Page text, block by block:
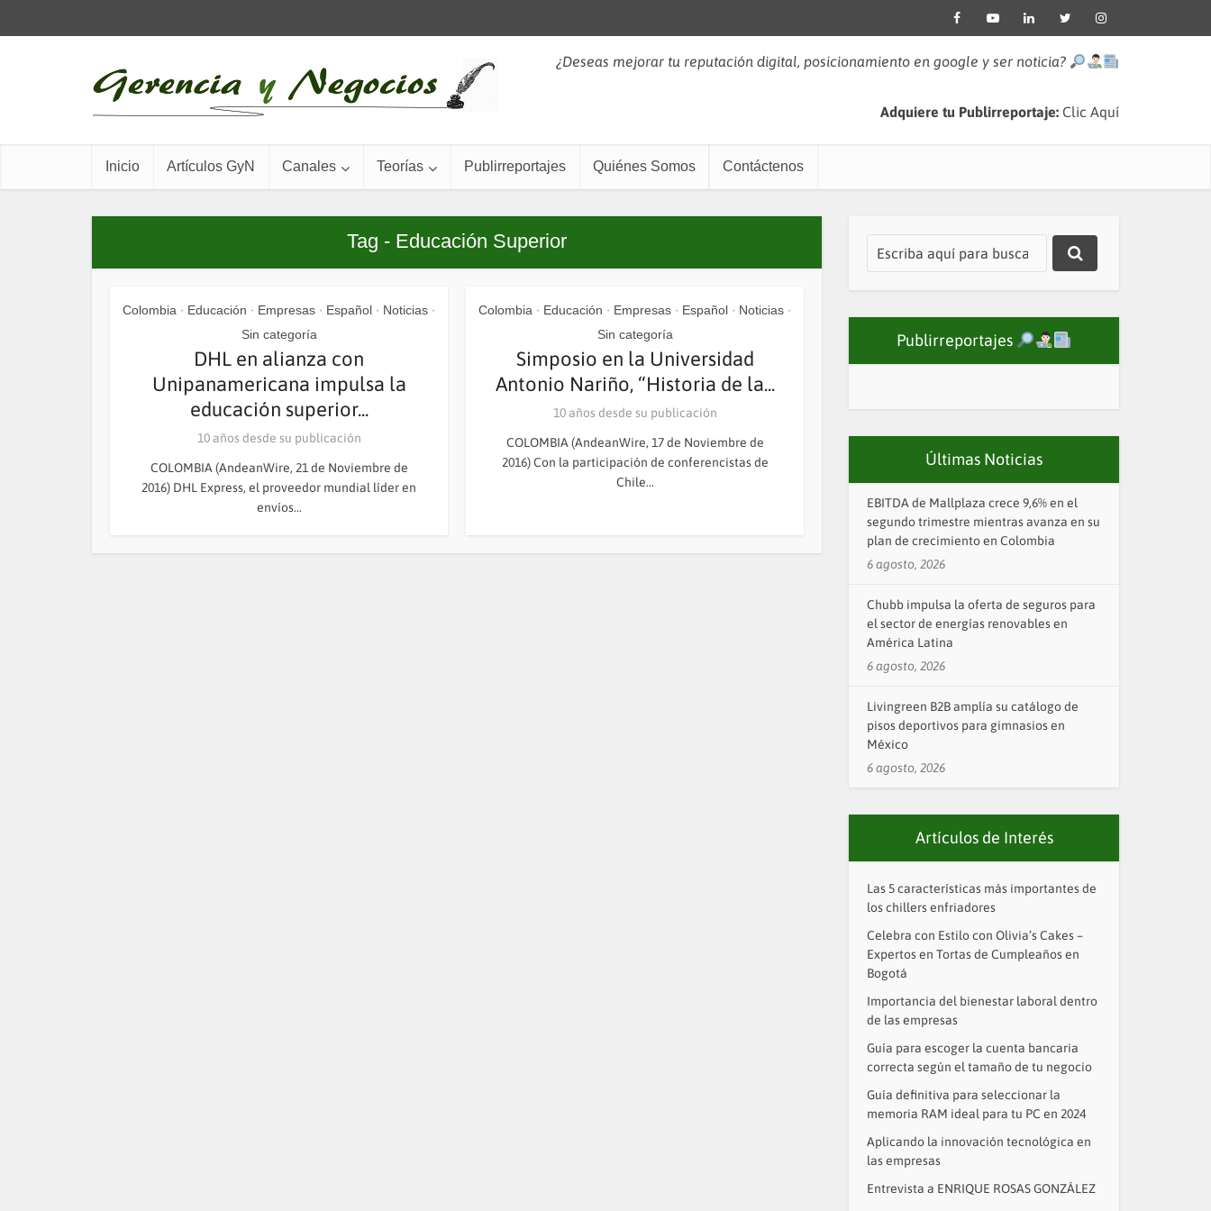
¿Deseas mejorar tu reputación digital, posicionamiento en google y ser noticia?
Adquiere tu Publirreportaje: Clic Aquí
Inicio Artículos GyN Canales Teorías Publirreportajes Quiénes Somos Contáctenos
Tag - Educación Superior
Colombia • Educación • Empresas • Español • Noticias •
Sin categoría
DHL en alianza con
Unipanamericana impulsa la
educación superior...
10 años desde su publicación
COLOMBIA (AndeanWire, 21 de Noviembre de
2016) DHL Express, el proveedor mundial líder en
envíos...
Colombia • Educación • Empresas • Español • Noticias •
Sin categoría
Simposio en la Universidad
Antonio Nariño, “Historia de la...
10 años desde su publicación
COLOMBIA (AndeanWire, 17 de Noviembre de
2016) Con la participación de conferencistas de
Chile...
Publirreportajes
Últimas Noticias
EBITDA de Mallplaza crece 9,6% en el
segundo trimestre mientras avanza en su
plan de crecimiento en Colombia
6 agosto, 2026
Chubb impulsa la oferta de seguros para
el sector de energías renovables en
América Latina
6 agosto, 2026
Livingreen B2B amplía su catálogo de
pisos deportivos para gimnasios en
México
6 agosto, 2026
Artículos de Interés
Las 5 características más importantes de
los chillers enfriadores
Celebra con Estilo con Olivia’s Cakes –
Expertos en Tortas de Cumpleaños en
Bogotá
Importancia del bienestar laboral dentro
de las empresas
Guía para escoger la cuenta bancaria
correcta según el tamaño de tu negocio
Guía definitiva para seleccionar la
memoria RAM ideal para tu PC en 2024
Aplicando la innovación tecnológica en
las empresas
Entrevista a ENRIQUE ROSAS GONZÁLEZ